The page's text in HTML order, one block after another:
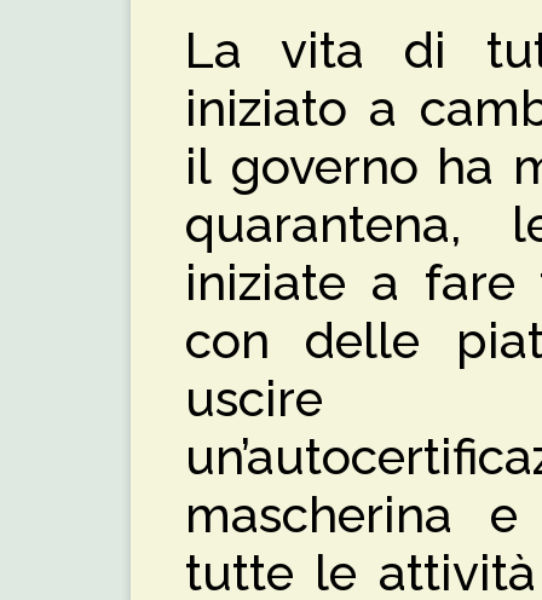
La vita di
iniziato a
il governo ha
quarantena,
iniziate a fare
con delle
uscire
mascherina
tutte le